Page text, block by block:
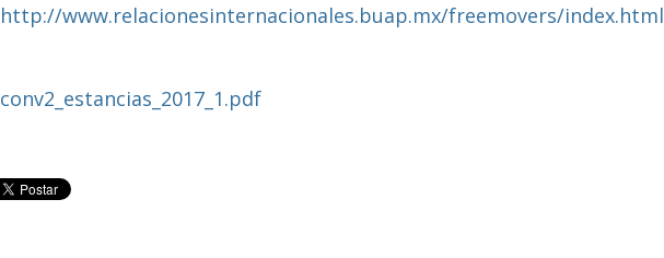
http://www.relacionesinternacionales.buap.mx/freemovers/index.html
conv2_estancias_2017_1.pdf